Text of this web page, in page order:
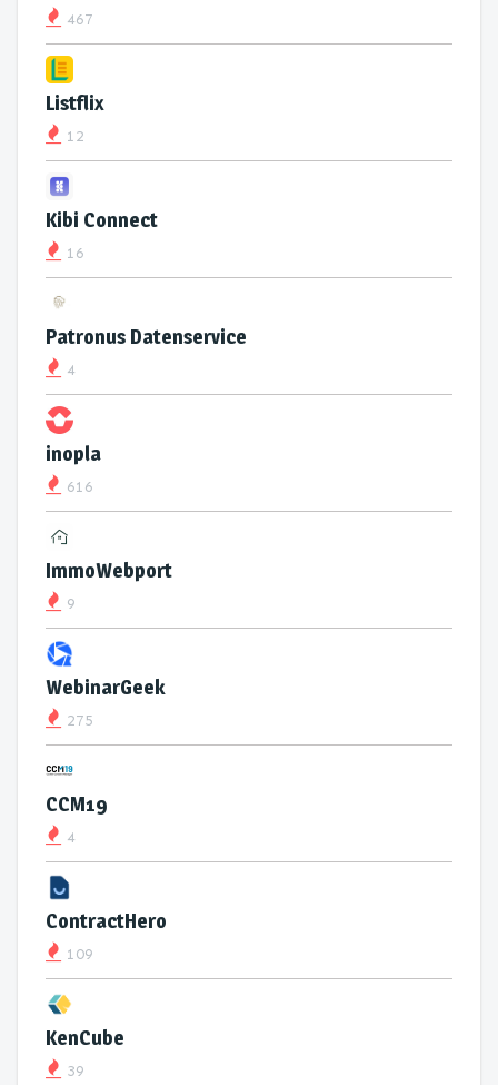
467
Listflix
12
Kibi Connect
16
Patronus Datenservice
4
inopla
616
ImmoWebport
9
WebinarGeek
275
CCM19
4
ContractHero
109
KenCube
39